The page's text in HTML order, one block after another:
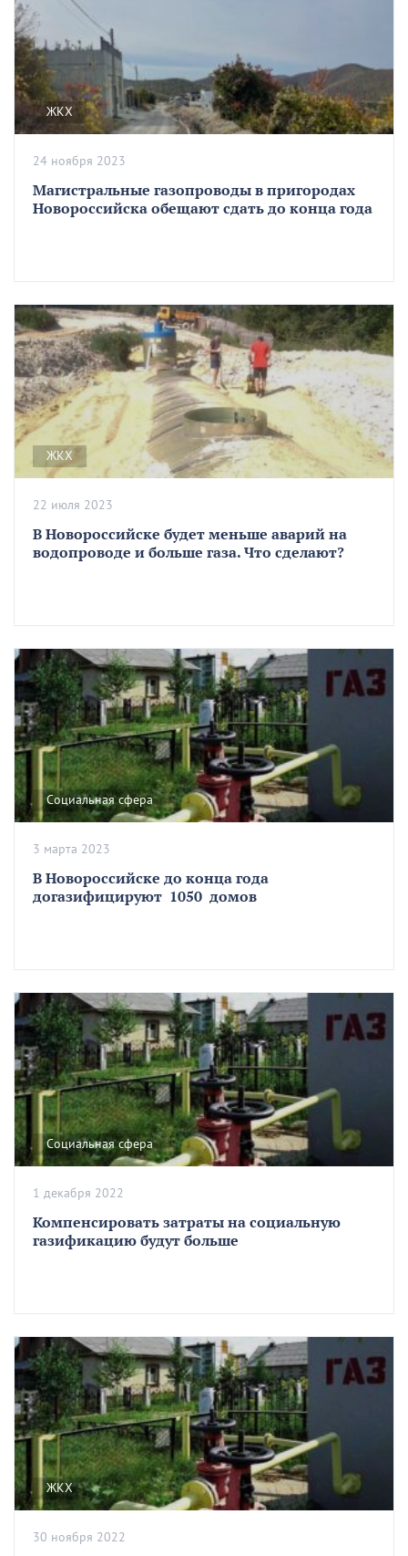
ЖКХ
Магистральные газопроводы в пригородах
Новороссийска обещают сдать до конца года
24 ноября 2023
ЖКХ
В Новороссийске будет меньше аварий на
водопроводе и больше газа. Что сделают?
22 июля 2023
Социальная сфера
В Новороссийске до конца года
догазифицируют 1050 домов
3 марта 2023
Социальная сфера
Компенсировать затраты на социальную
газификацию будут больше
1 декабря 2022
ЖКХ
30 ноября 2022